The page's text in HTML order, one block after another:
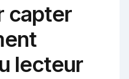
capter
lecteur